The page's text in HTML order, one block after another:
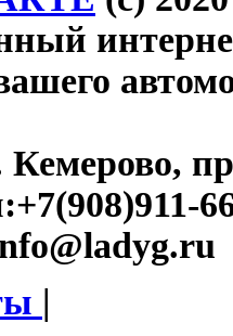
Кемерово,
+7(908)911-
|